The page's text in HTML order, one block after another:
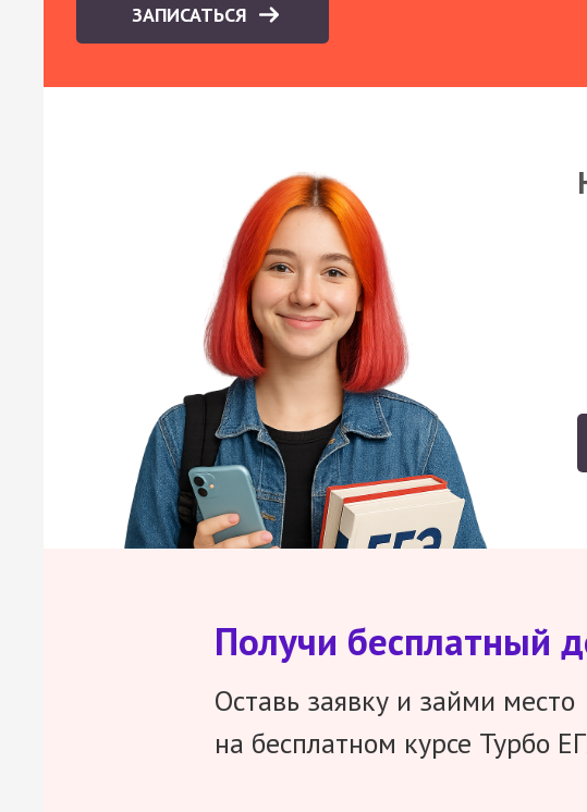
ЗАПИСАТЬСЯ
Получи бесплатный
Оставь заявку и займи место
на бесплатном курсе Турбо